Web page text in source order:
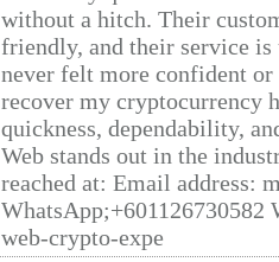
without a hitch. Their
friendly, and their service
never felt more confident
recover my cryptocurrency
quickness, dependability,
Web stands out in the
reached at: Email address:
web-crypto-expe